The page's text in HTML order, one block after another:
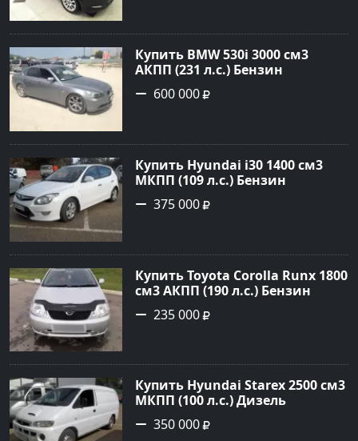
сайте Авторынок23
Купить BMW 530i 3000 см3
АКПП (231 л.с.) Бензин
инжектор в Новороссийск:
цвет серый Седан 2004 года по
Авторынок23
600 000
Купить Hyundai i30 1400 см3
МКПП (109 л.с.) Бензин
инжектор в Кропоткин: цвет
белый Хетчбэк 2011 года по
Авторынок23
375 000
Купить Toyota Corolla Runx 1800
см3 АКПП (190 л.с.) Бензин
инжектор в Тихорецк: цвет
Серый Хетчбэк 2002 года по
Авторынок23
235 000
Купить Hyundai Starex 2500 см3
МКПП (100 л.с.) Дизель
турбонаддув в Краснодар:
цвет белый Фургон 2014 года
350 000